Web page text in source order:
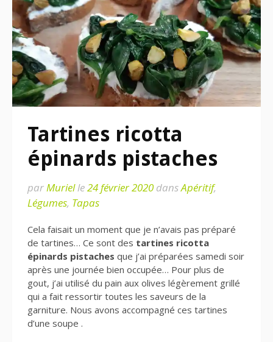
Tartines ricotta
épinards pistaches
parMurielle24 février 2020 dansApéritif,
Légumes, Tapas
Cela faisait un moment que je n’avais pas préparé
de tartines… Ce sont des tartines ricotta
épinards pistaches que j’ai préparées samedi soir
après une journée bien occupée… Pour plus de
gout, j’ai utilisé du pain aux olives légèrement grillé
qui a fait ressortir toutes les saveurs de la
garniture. Nous avons accompagné ces tartines
d’une soupe .